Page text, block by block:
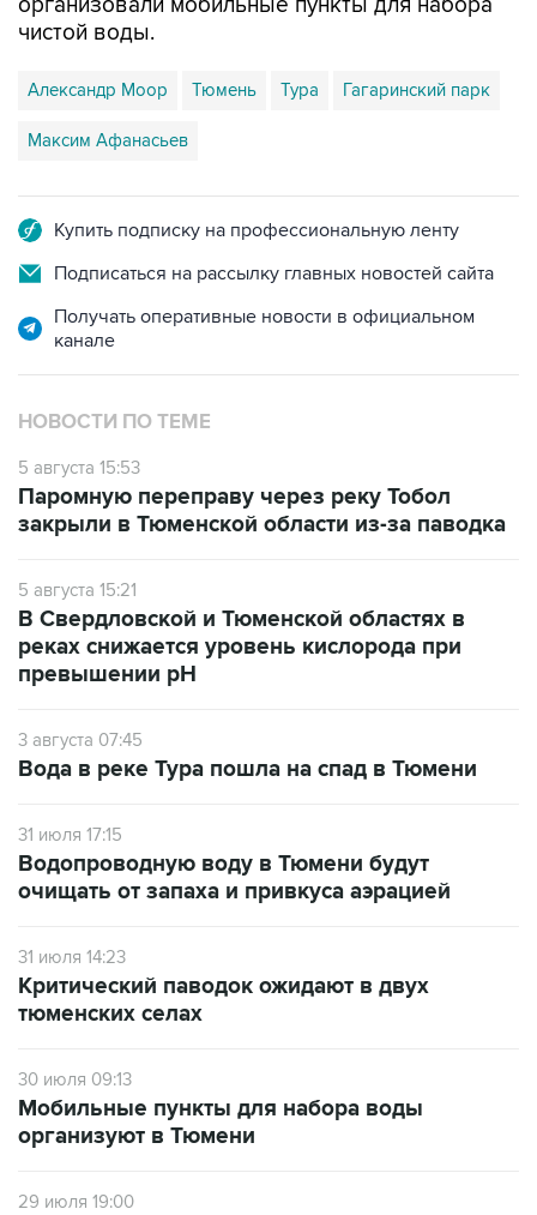
организовали мобильные пункты для набора
чистой воды.
Александр Моор Тюмень Тура Гагаринский парк
Максим Афанасьев
Купить подписку на профессиональную ленту
Подписаться на рассылку главных новостей сайта
Получать оперативные новости в официальном
канале
НОВОСТИ ПО ТЕМЕ
5 августа 15:53
Паромную переправу через реку Тобол
закрыли в Тюменской области из-за паводка
5 августа 15:21
В Свердловской и Тюменской областях в
реках снижается уровень кислорода при
превышении рН
3 августа 07:45
Вода в реке Тура пошла на спад в Тюмени
31 июля 17:15
Водопроводную воду в Тюмени будут
очищать от запаха и привкуса аэрацией
31 июля 14:23
Критический паводок ожидают в двух
тюменских селах
30 июля 09:13
Мобильные пункты для набора воды
организуют в Тюмени
29 июля 19:00